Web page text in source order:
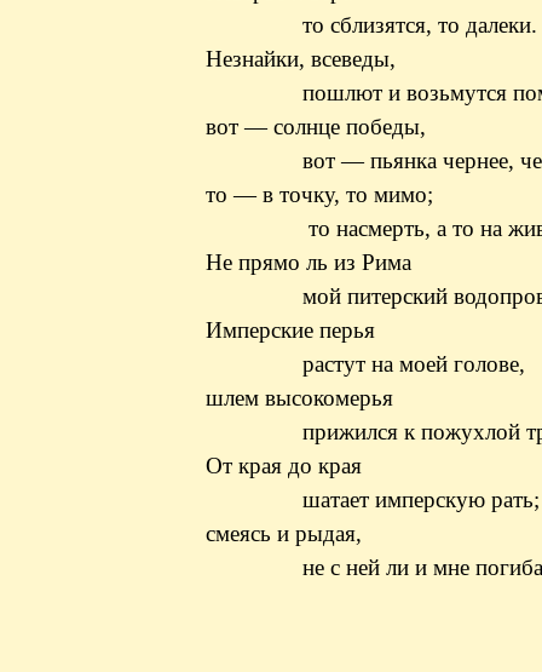
то сблизятся, то далеки.
Незнайки, всеведы,
пошлют и возьмутся
вот — солнце победы,
вот —пьянка чернее,
то — в точку, то мимо;
то насмерть, а то на
Не прямо ль из Рима
мой питерский
Имперские перья
растут на моей голове,
шлем высокомерья
прижился к пожухлой
От края до края
шатает имперскую рать;
смеясь и рыдая,
не с ней ли и мне